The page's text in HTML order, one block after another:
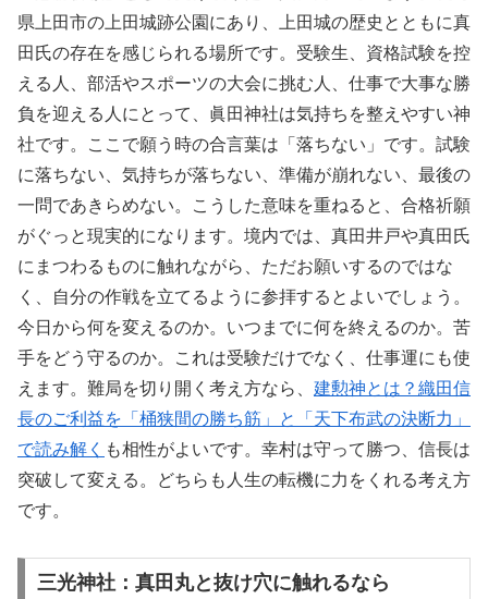
県上田市の上田城跡公園にあり、上田城の歴史とともに真
田氏の存在を感じられる場所です。受験生、資格試験を控
える人、部活やスポーツの大会に挑む人、仕事で大事な勝
負を迎える人にとって、眞田神社は気持ちを整えやすい神
社です。ここで願う時の合言葉は「落ちない」です。試験
に落ちない、気持ちが落ちない、準備が崩れない、最後の
一問であきらめない。こうした意味を重ねると、合格祈願
がぐっと現実的になります。境内では、真田井戸や真田氏
にまつわるものに触れながら、ただお願いするのではな
く、自分の作戦を立てるように参拝するとよいでしょう。
今日から何を変えるのか。いつまでに何を終えるのか。苦
手をどう守るのか。これは受験だけでなく、仕事運にも使
えます。難局を切り開く考え方なら、 建勲神とは？織田信
長のご利益を「桶狭間の勝ち筋」と「天下布武の決断力」
で読み解く も相性がよいです。幸村は守って勝つ、信長は
突破して変える。どちらも人生の転機に力をくれる考え方
です。
三光神社：真田丸と抜け穴に触れるなら